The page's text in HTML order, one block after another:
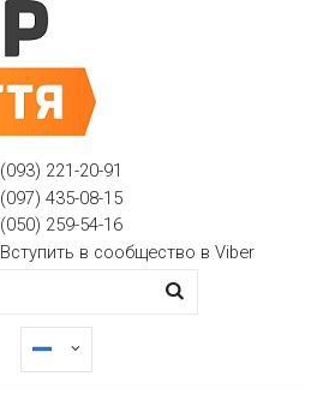
(093) 221-20-91
(097) 435-08-15
(050) 259-54-16
Вступить в сообщество в Viber